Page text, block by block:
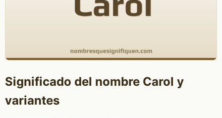
Significado del nombre Carol y
variantes